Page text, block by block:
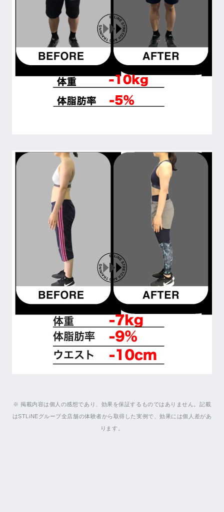
※ 掲載内容は個人の感想であり、効果を保証するものではありません。記載
はSTLiNEグループ全店舗の体験者から取得した実例で、効果には個人差があ
ります。